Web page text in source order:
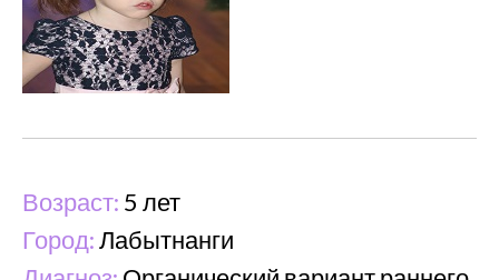
Возраст: 5 лет
Город:Лабытнанги